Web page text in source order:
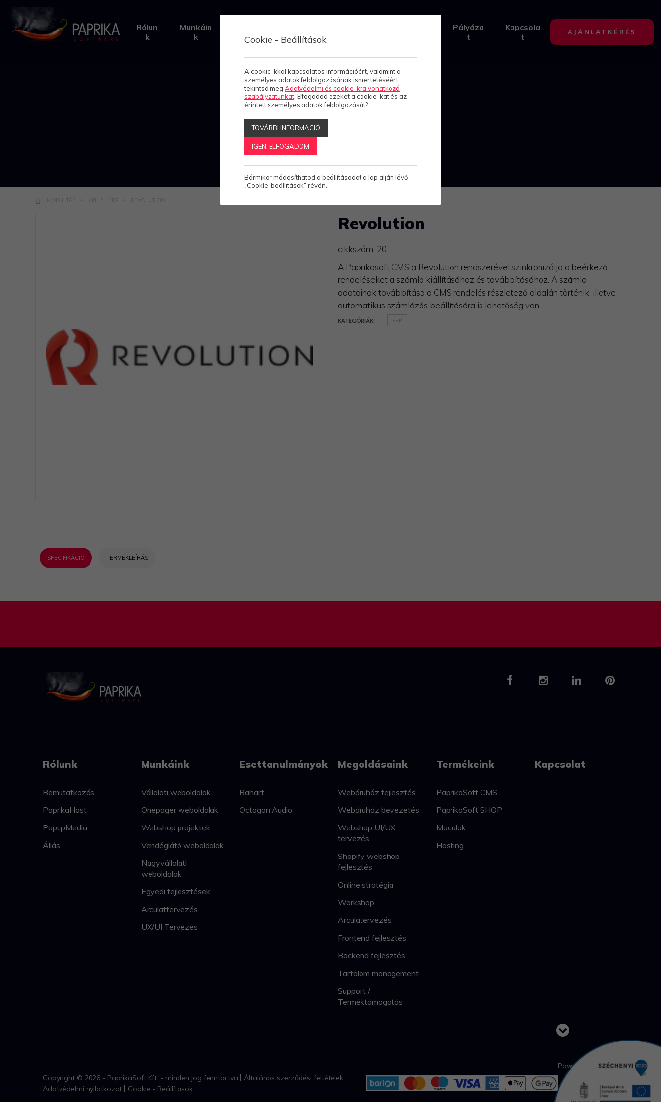
11
Megoldásaink
Rólun
k
Munkáin
k
k
Pályáza
t
Kapcsola
t
AJÁNLATKÉRÉS
Revolution
ERP
MODULTÁR API REVOLUTION
Revolution
cikkszám: 20
A Paprikasoft CMS a Revolution rendszerével szinkronizálja a beérkező
rendeléseket a számla kiállításához és továbbításához. A számla
adatainak továbbítása a CMS rendelés részletező oldalán történik, illetve
automatikus számlázás beállítására is lehetőség van.
KATEGÓRIÁK: ERP
SPECIFIKÁCIÓ TERMÉKLEÍRÁS
Rólunk
Bemutatkozás
PaprikaHost
PopupMedia
Állás
Munkáink
Vállalati weboldalak
Onepager weboldalak
Webshop projektek
Vendéglátó weboldalak
Nagyvállalati
weboldalak
Egyedi fejlesztések
Arculattervezés
UX/UI Tervezés
Esettanulmányok
Bahart
Octogon Audio
Megoldásaink
Webáruház fejlesztés
Webáruház bevezetés
Webshop UI/UX
tervezés
Shopify webshop
fejlesztés
Online stratégia
Workshop
Arculatervezés
Frontend fejlesztés
Backend fejlesztés
Tartalom management
Support /
Terméktámogatás
Termékeink
PaprikaSoft CMS
PaprikaSoft SHOP
Modulok
Hosting
Kapcsolat
Copyright © 2026 - PaprikaSoft Kft. - minden jog fenntartva
Általános szerződési feltételek
Adatvédelmi nyilatkozat
Cookie - Beállítások
Powered by:
Cookie - Beállítások
A cookie-kkal kapcsolatos információért, valamint a
személyes adatok feldolgozásának ismertetéséért
tekintsd meg Adatvédelmi és cookie-kra vonatkozó
szabályzatunkat . Elfogadod ezeket a cookie-kat és az
érintett személyes adatok feldolgozását?
TOVÁBBI INFORMÁCIÓ
IGEN, ELFOGADOM
Bármikor módosíthatod a beállításodat a lap alján lévő
„Cookie-beállítások” révén.